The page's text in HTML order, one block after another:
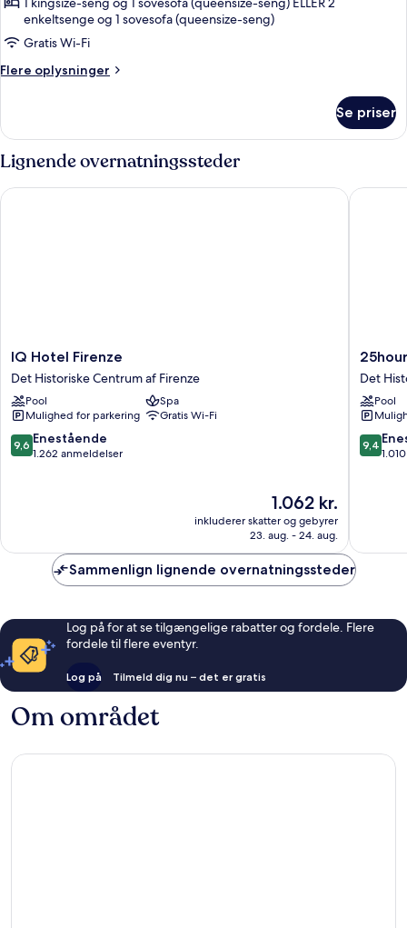
enkeltsenge og 1 sovesofa (queensize-seng)
Gratis Wi-Fi
Flere oplysninger
Flere
værelse
Se priser
Lignende overnatningssteder
IQ
Hotel
Firenze
Det
Historiske
Centrum
af
IQ Hotel Firenze
Det Historiske Centrum af Firenze
Pool
Spa
Mulighed for parkering
Gratis Wi-Fi
9.6
ud
9,6 Enestående
1.262 anmeldelser
Prisen
er
1.062 kr.
1.062 kr.
inkluderer skatter og gebyrer
23. aug. - 24. aug.
IQ Hotel Firenze
25hours
Hotel
Florence
Piazza
San
Paolino
Det
Det
Pool
9.4
ud
9,4
25hours
Sammenlign lignende overnatningssteder
Log på for at se tilgængelige rabatter og fordele. Flere
fordele til flere eventyr.
Log på Tilmeld dig nu – det er gratis
Om området